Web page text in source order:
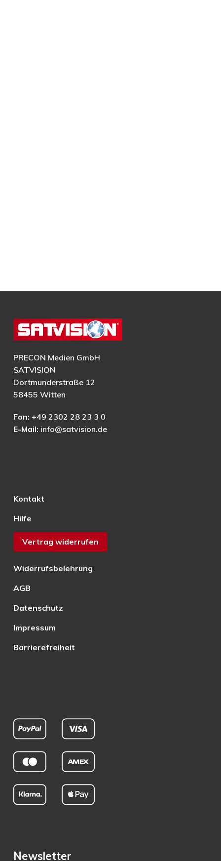
PRECON Medien GmbH
SATVISION
Dortmunderstraße 12
58455 Witten
Fon: +49 2302 28 23 3 0
E-Mail: info@satvision.de
Kontakt
Hilfe
Vertrag widerrufen
Widerrufsbelehrung
AGB
Datenschutz
Impressum
Barrierefreiheit
Newsletter